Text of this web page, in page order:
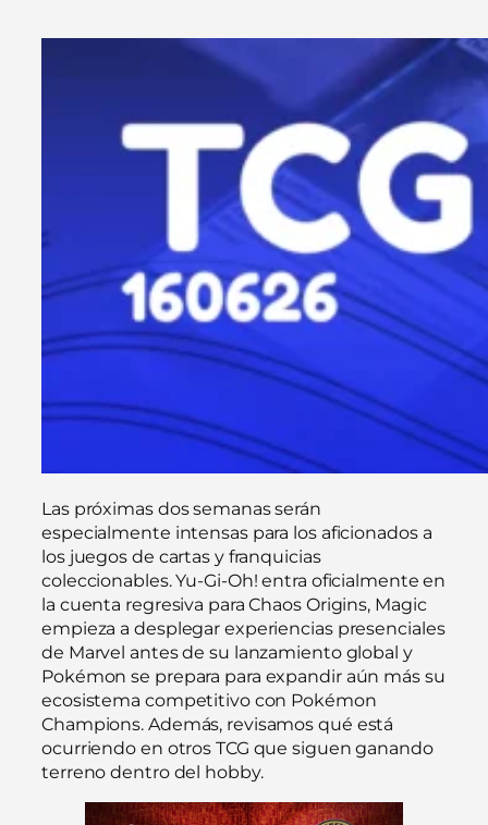
Las próximas dos semanas serán
especialmente intensas para los aficionados a
los juegos de cartas y franquicias
coleccionables. Yu-Gi-Oh! entra oficialmente en
la cuenta regresiva para Chaos Origins, Magic
empieza a desplegar experiencias presenciales
de Marvel antes de su lanzamiento global y
Pokémon se prepara para expandir aún más su
ecosistema competitivo con Pokémon
Champions. Además, revisamos qué está
ocurriendo en otros TCG que siguen ganando
terreno dentro del hobby.